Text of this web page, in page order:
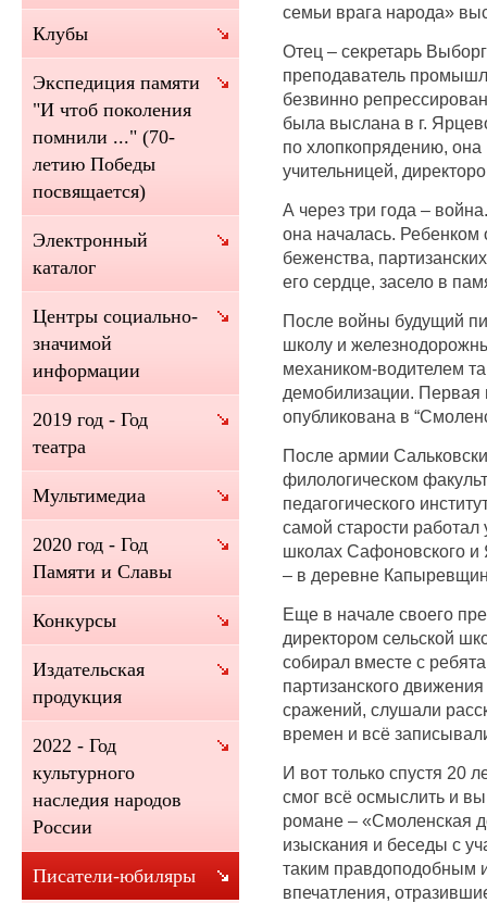
семьи врага народа»
Отец – секретарь
преподаватель
безвинно
была выслана в г.
по хлопкопрядению,
учительницей,
А через три года –
она началась. Ребенком
беженства,
его сердце, засело в
После войны будущий
школу и
механиком-водителем
демобилизации. Первая
опубликована в
После армии
филологическом
педагогического
самой старости работал
школах Сафоновского и
– в деревне
Еще в начале своего
директором сельской
собирал вместе с
партизанского
сражений, слушали
времен и всё
И вот только спустя 20
смог всё осмыслить и
романе – «Смоленская
изыскания и беседы с
таким правдоподобным
впечатления,
Клубы
Экспедиция памяти
"И чтоб поколения
помнили ..." (70-
летию Победы
посвящается)
Электронный
каталог
Центры социально-
значимой
информации
2019 год - Год
театра
Мультимедиа
2020 год - Год
Памяти и Славы
Конкурсы
Издательская
продукция
2022 - Год
культурного
наследия народов
России
Писатели-юбиляры